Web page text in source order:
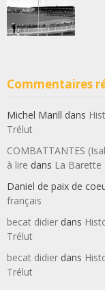
Commentaires
Michel Marill dans
Trélut
COMBATTANTES
à lire dans La Barette
Daniel de paix de
français
becat didier dans
Trélut
becat didier dans
Trélut